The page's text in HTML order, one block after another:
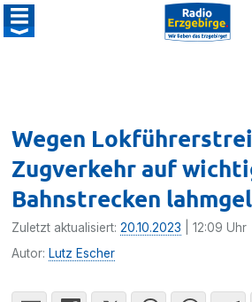
Wegen
Zugverkehr auf
Bahnstrecken
Zuletzt aktualisiert:20.10.2023 | 12:09 Uhr
Autor: Lutz Escher